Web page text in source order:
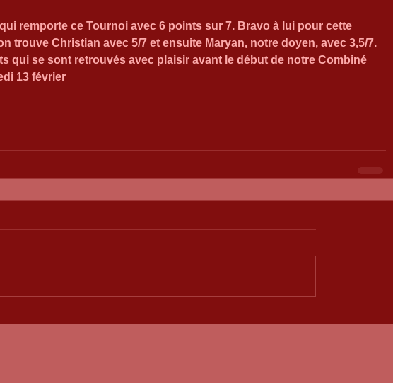
remporte ce Tournoi avec 6 points sur 7. Bravo à lui pour cette
trouve Christian avec 5/7 et ensuite Maryan, notre doyen, avec 3,5/7.
qui se sont retrouvés avec plaisir avant le début de notre Combiné
13 février